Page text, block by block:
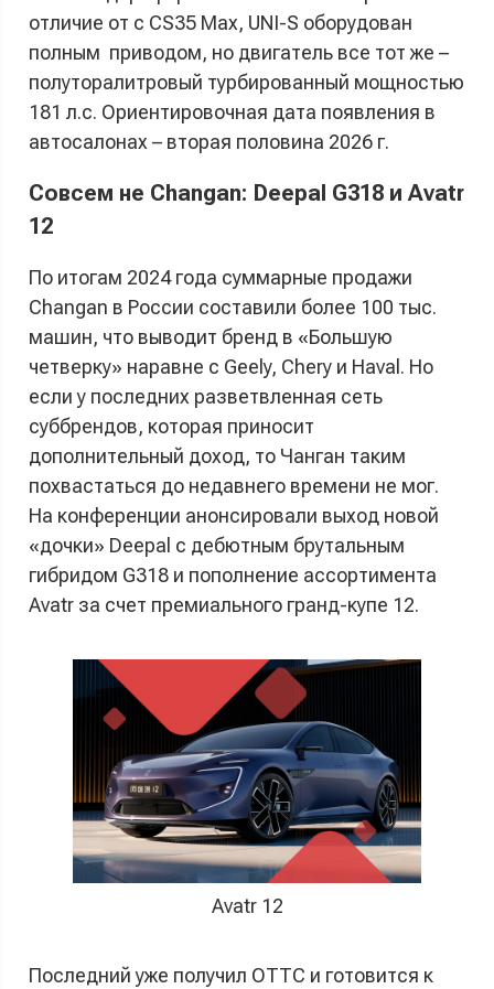
отличие от с CS35 Max, UNI-S оборудован
полным приводом, но двигатель все тот же –
полуторалитровый турбированный мощностью
181 л.с. Ориентировочная дата появления в
автосалонах – вторая половина 2026 г.
Совсем не Changan: Deepal G318 и Avatr
12
По итогам 2024 года суммарные продажи
Changan в России составили более 100 тыс.
машин, что выводит бренд в «Большую
четверку» наравне с Geely, Chery и Haval. Но
если у последних разветвленная сеть
суббрендов, которая приносит
дополнительный доход, то Чанган таким
похвастаться до недавнего времени не мог.
На конференции анонсировали выход новой
«дочки» Deepal с дебютным брутальным
гибридом G318 и пополнение ассортимента
Avatr за счет премиального гранд-купе 12.
Avatr 12
Последний уже получил ОТТС и готовится к